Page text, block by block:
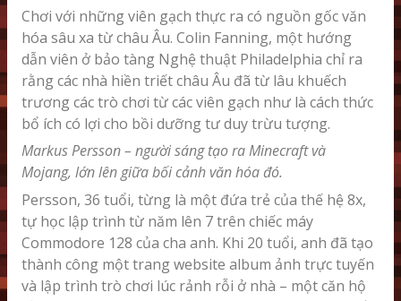
Chơi với những viên gạch thực ra có nguồn gốc văn
hóa sâu xa từ châu Âu. Colin Fanning, một hướng
dẫn viên ở bảo tàng Nghệ thuật Philadelphia chỉ ra
rằng các nhà hiền triết châu Âu đã từ lâu khuếch
trương các trò chơi từ các viên gạch như là cách thức
bổ ích có lợi cho bồi dưỡng tư duy trừu tượng.
Markus Persson – người sáng tạo ra Minecraft và
Mojang, lớn lên giữa bối cảnh văn hóa đó.
Persson, 36 tuổi, từng là một đứa trẻ của thế hệ 8x,
tự học lập trình từ năm lên 7 trên chiếc máy
Commodore 128 của cha anh. Khi 20 tuổi, anh đã tạo
thành công một trang website album ảnh trực tuyến
và lập trình trò chơi lúc rảnh rỗi ở nhà – một căn hộ